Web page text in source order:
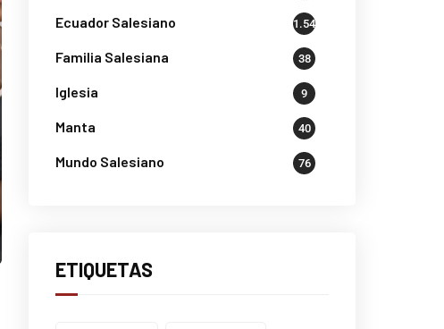
Ecuador Salesiano 1.541
Familia Salesiana 38
Iglesia 9
Manta 40
Mundo Salesiano 76
ETIQUETAS